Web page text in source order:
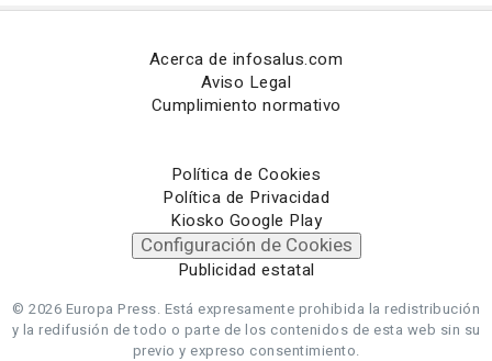
Acerca de infosalus.com
Aviso Legal
Cumplimiento normativo
Política de Cookies
Política de Privacidad
Kiosko Google Play
Configuración de Cookies
Publicidad estatal
© 2026 Europa Press. Está expresamente prohibida la redistribución
y la redifusión de todo o parte de los contenidos de esta web sin su
previo y expreso consentimiento.